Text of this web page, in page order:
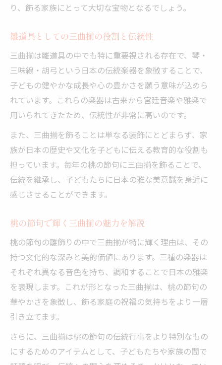
り、飾る家族にとって大切な宝物となるでしょう。
雛道具としての三曲揃の役割と伝統性
三曲揃は雛道具の中でも特に重要視される存在で、琴・
三味線・胡弓という日本の伝統楽器を象徴することで、
子どもの健やかな成長や心の豊かさを願う意味が込めら
れています。これらの楽器は古来から宮廷音楽や雅楽で
用いられてきたため、伝統性が非常に高いのです。
また、三曲揃を飾ることは単なる装飾にとどまらず、家
族が日本の歴史や文化を子どもに伝える教育的な役割も
担っています。毎年の桃の節句に三曲揃を飾ることで、
伝統を継承し、子どもたちに日本の雅な美意識を身近に
感じさせることができます。
桃の節句で輝く三曲揃の魅力を解説
桃の節句の雛飾りの中で三曲揃が特に輝く理由は、その
持つ文化的な深みと美的価値にあります。三種の楽器は
それぞれ異なる音色を持ち、調和することで日本の雅楽
を表現します。これが形となった三曲揃は、桃の節句の
華やかさを象徴し、飾る家庭の祝福の気持ちをより一層
引き立てます。
さらに、三曲揃は桃の節句の伝統行事をより特別なもの
にするためのアイテムとして、子どもたちや家族の間で